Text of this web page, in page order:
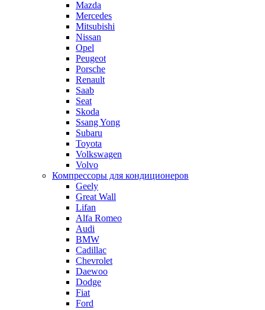
Mazda
Mercedes
Mitsubishi
Nissan
Opel
Peugeot
Porsche
Renault
Saab
Seat
Skoda
Ssang Yong
Subaru
Toyota
Volkswagen
Volvo
Компрессоры для кондиционеров
Geely
Great Wall
Lifan
Alfa Romeo
Audi
BMW
Cadillac
Chevrolet
Daewoo
Dodge
Fiat
Ford